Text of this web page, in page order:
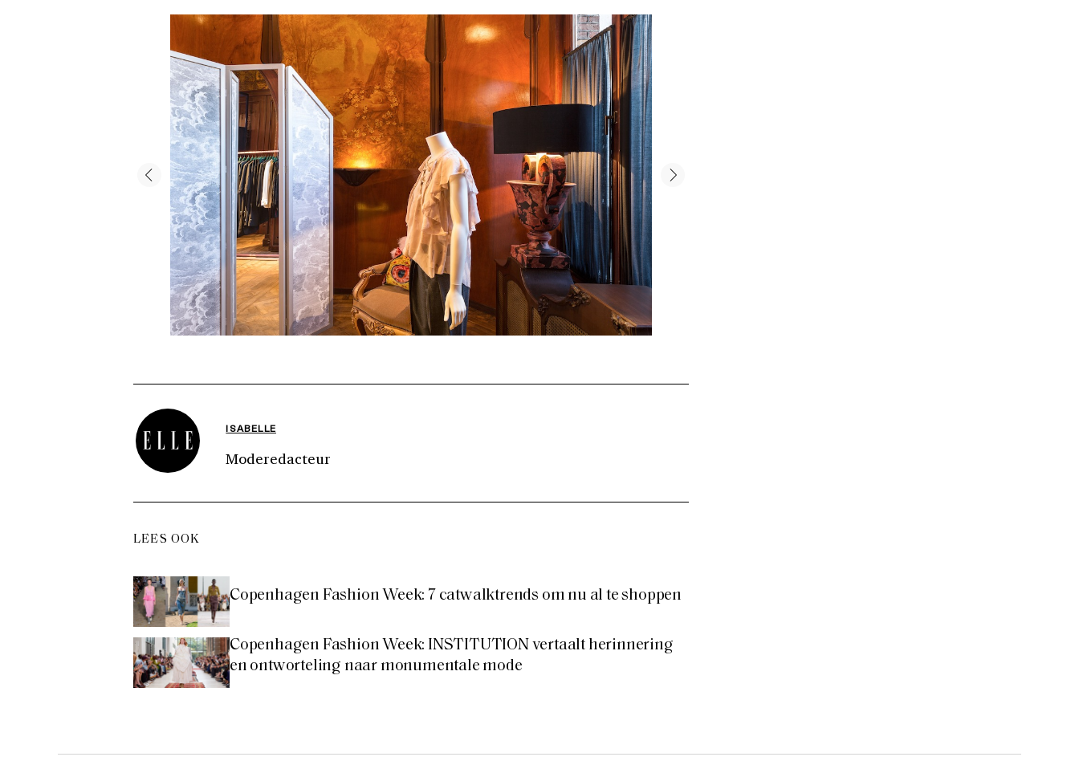
ISABELLE
Moderedacteur
LEES OOK
Copenhagen Fashion Week: 7 catwalktrends om nu al te shoppen
Copenhagen Fashion Week: INSTITUTION vertaalt herinnering
en ontworteling naar monumentale mode